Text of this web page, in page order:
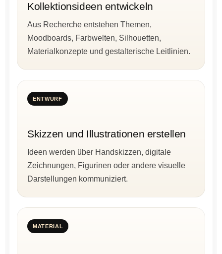
Kollektionsideen entwickeln
Aus Recherche entstehen Themen,
Moodboards, Farbwelten, Silhouetten,
Materialkonzepte und gestalterische Leitlinien.
ENTWURF
Skizzen und Illustrationen erstellen
Ideen werden über Handskizzen, digitale
Zeichnungen, Figurinen oder andere visuelle
Darstellungen kommuniziert.
MATERIAL